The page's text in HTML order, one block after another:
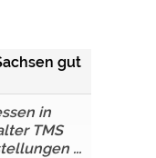
gut
in
TMS
...